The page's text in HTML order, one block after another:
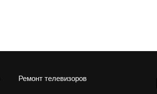
Ремонт телевизоров